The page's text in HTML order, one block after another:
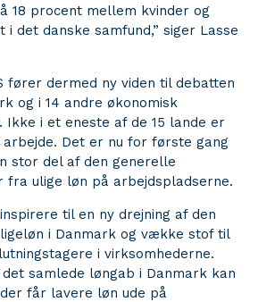
18 procent mellem kvinder og
det danske samfund,” siger Lasse
fører dermed ny viden til debatten
og i 14 andre økonomisk
Ikke i et eneste af de 15 lande er
Det er nu for første gang
stor del af den generelle
fra ulige løn på arbejdspladserne.
til en ny drejning af den
i Danmark og vække stof til
i virksomhederne.
samlede løngab i Danmark kan
får lavere løn ude på